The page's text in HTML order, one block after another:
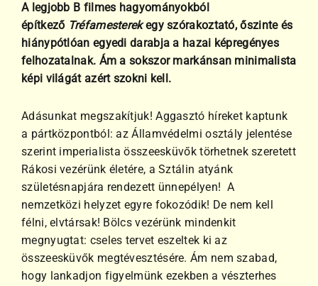
C
o
m
i
s
A legjobb B filmes hagyományokból
építkező Tréfamesterekegy szórakoztató, őszinte és
hiánypótlóan egyedi darabja a hazai képregényes
felhozatalnak. Ám a sokszor markánsan minimalista
képi világát azért szokni kell.
Adásunkat megszakítjuk! Aggasztó híreket kaptunk
a pártközpontból: az Államvédelmi osztály jelentése
szerint imperialista összeesküvők törhetnek szeretett
Rákosi vezérünk életére, a Sztálin atyánk
születésnapjára rendezett ünnepélyen! A
nemzetközi helyzet egyre fokozódik! De nem kell
félni, elvtársak! Bölcs vezérünk mindenkit
megnyugtat: cseles tervet eszeltek ki az
összeesküvők megtévesztésére. Ám nem szabad,
hogy lankadjon figyelmünk ezekben a vészterhes